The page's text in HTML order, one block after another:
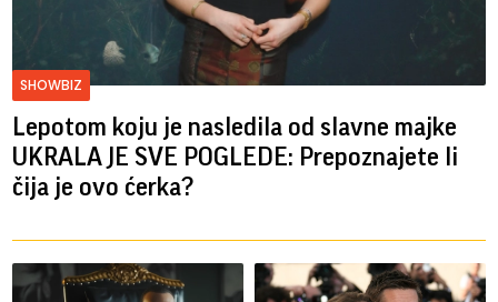
SHOWBIZ
Lepotom koju je nasledila od slavne majke
UKRALA JE SVE POGLEDE: Prepoznajete li
čija je ovo ćerka?